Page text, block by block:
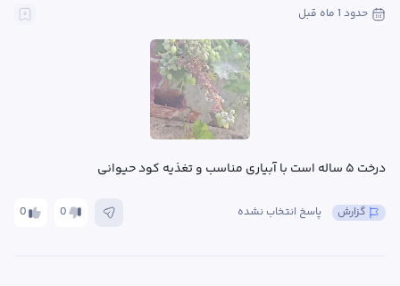
حدود 1 ماه قبل
درخت ۵ ساله است با آبیاری مناسب و تغذیه کود حیوانی
0 0 پاسخ انتخاب نشده گزارش